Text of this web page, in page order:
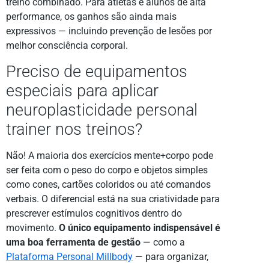
treino combinado. Para atletas e alunos de alta
performance, os ganhos são ainda mais
expressivos — incluindo prevenção de lesões por
melhor consciência corporal.
Preciso de equipamentos
especiais para aplicar
neuroplasticidade personal
trainer nos treinos?
Não! A maioria dos exercícios mente+corpo pode
ser feita com o peso do corpo e objetos simples
como cones, cartões coloridos ou até comandos
verbais. O diferencial está na sua criatividade para
prescrever estímulos cognitivos dentro do
movimento. O único equipamento indispensável é
uma boa ferramenta de gestão — como a
Plataforma Personal Millbody — para organizar,